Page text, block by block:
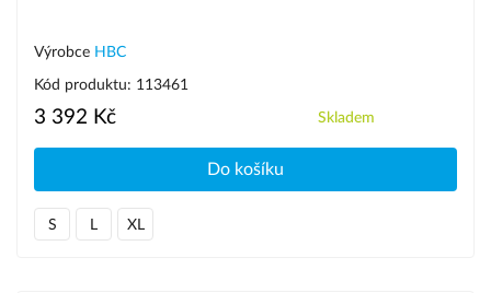
Výrobce HBC
Kód produktu: 113461
3 392 Kč Skladem
Do košíku
S L XL